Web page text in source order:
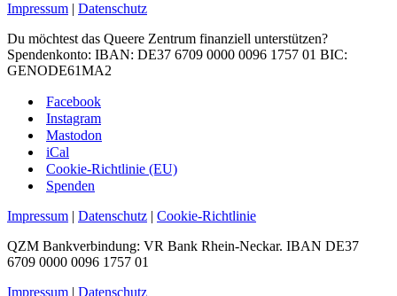
Impressum | Datenschutz
Du möchtest das Queere Zentrum finanziell unterstützen?
Spendenkonto: IBAN: DE37 6709 0000 0096 1757 01 BIC:
GENODE61MA2
Facebook
Instagram
Mastodon
iCal
Cookie-Richtlinie (EU)
Spenden
Impressum | Datenschutz | Cookie-Richtlinie
QZM Bankverbindung: VR Bank Rhein-Neckar. IBAN DE37
6709 0000 0096 1757 01
Impressum | Datenschutz